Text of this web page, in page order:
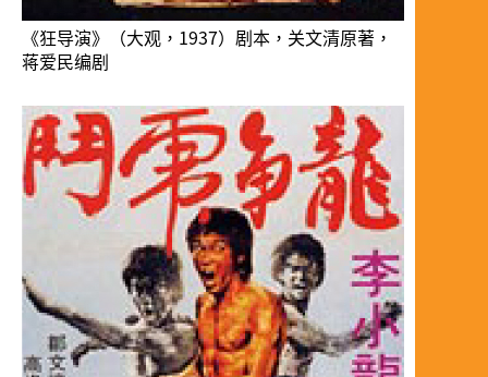
《狂导演》（大观，1937）剧本，关文清原著，
蒋爱民编剧